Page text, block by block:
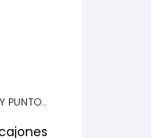
PUNTO